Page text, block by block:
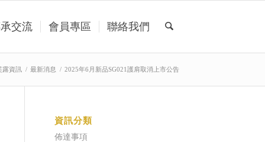
交流 會員專區 聯絡我們
露資訊 / 最新消息 / 2025年6月新品SG021護肩取消上市公告
資訊分類
佈達事項